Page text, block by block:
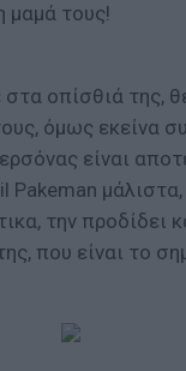
μαμά τους!
οπίσθιά της,
όμως εκείνα
είναι
Pakeman
την προδίδει
που είναι το